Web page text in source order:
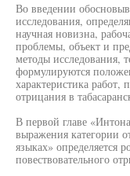
Во введении
исследования,
научная новизна,
проблемы, объект и
методы исследования,
формулируются
характеристика
отрицания в
В первой главе
выражения категории
языках» определяется
повествовательного